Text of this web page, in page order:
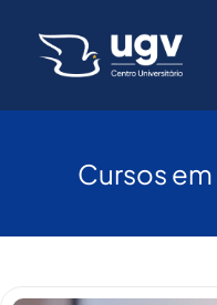
Cursos em